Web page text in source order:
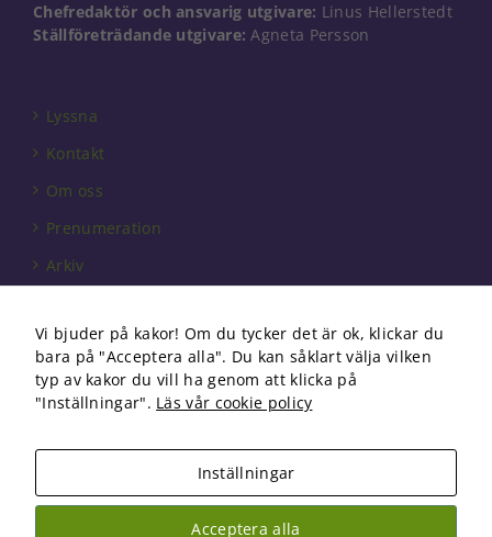
Chefredaktör och ansvarig utgivare: Linus Hellerstedt
Ställföreträdande utgivare: Agneta Persson
Lyssna
Kontakt
Om oss
Prenumeration
Arkiv
Förbundet
Om cookies
Copyright 2026 Fysioterapi | All Rights Reserved
Vi bjuder på kakor! Om du tycker det är ok, klickar du
bara på "Acceptera alla". Du kan såklart välja vilken
typ av kakor du vill ha genom att klicka på
"Inställningar". Läs vår cookie policy
Inställningar
Acceptera alla